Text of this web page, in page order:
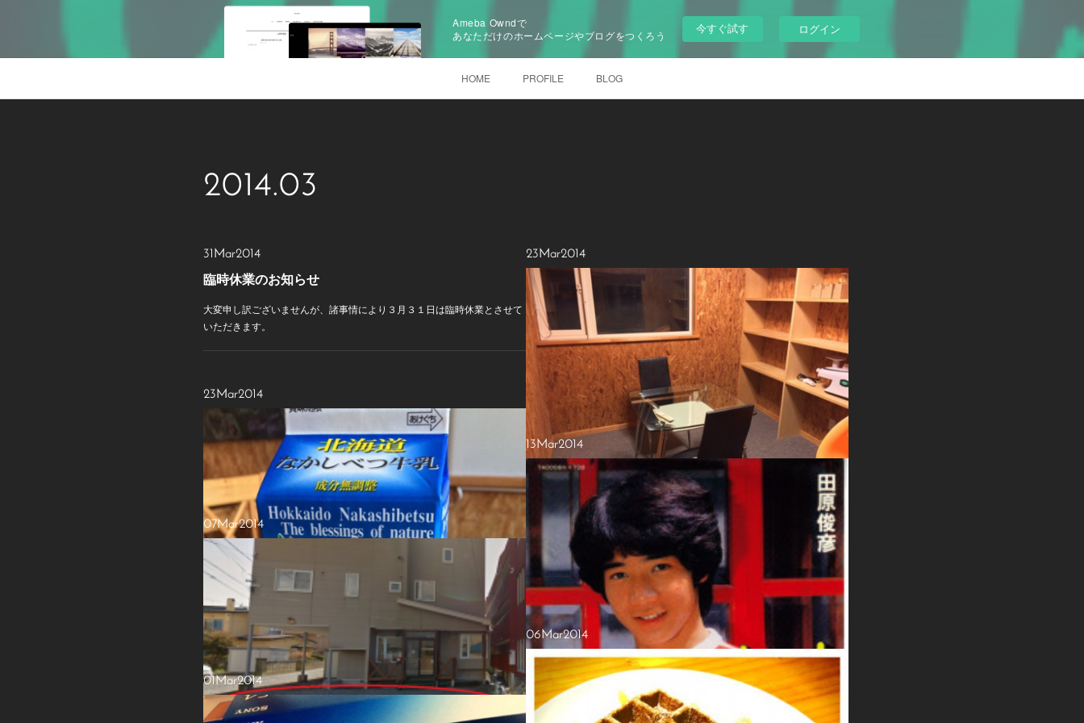
Ameba Owndで
あなただけのホームページやブログをつくろう
今すぐ試す ログイン
HOME PROFILE BLOG
2014.03
31 Mar2014
臨時休業のお知らせ
大変申し訳ございませんが、諸事情により３月３１日は臨時休業とさせて
いただきます。
23Mar2014
開かずの間
実は、うちには知る人ぞ知る『開かずの間』があるんです。プレオープン
の時は部屋として公開していましたが、その後、物置化してしまい封印し
ました・・・が、部屋を片付けまして２４日よりオープンすることとな…
23Mar2014
13Mar2014
07Mar2014
06Mar2014
01 Mar2014